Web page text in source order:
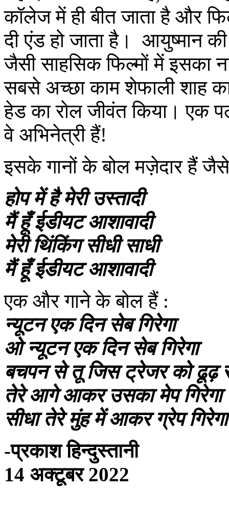
कॉलेज में ही बीत जाता है और
दी एंड हो जाता है। आयुष्मान
जैसी साहसिक फिल्मों में इसका
सबसे अच्छा काम शेफाली शाह का
हेड का रोल जीवंत किया। एक
वे अभिनेत्री हैं!
इसके गानों के बोल मज़ेदार हैं
होप में है मेरी उस्तादी
मैं हूँ ईडीयट आशावादी
मेरी थिंकिंग सीधी साधी
मैं हूँ ईडीयट आशावादी
एक और गाने के बोल हैं :
न्यूटन एक दिन सेब गिरेगा
ओ न्यूटन एक दिन सेब गिरेगा
बचपन से तू जिस ट्रेजर को ढूढ़
तेरे आगे आकर उसका मेप गिरेगा
सीधा तेरे मुंह में आकर ग्रेप
-प्रकाश हिन्दुस्तानी
14 अक्टूबर 2022